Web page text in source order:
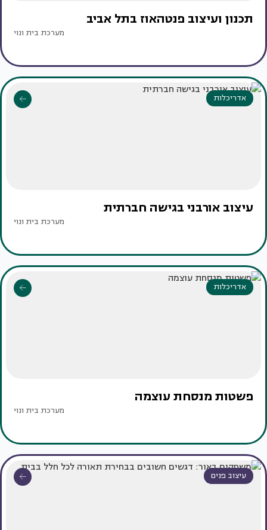
תכנון ועיצוב פנטהאוז בתל אביב
מערכת בית ונוי
אדריכלות
עיצוב אורבני בגישה חברתית
מערכת בית ונוי
אדריכלות
פשטות מנסחת עוצמה
מערכת בית ונוי
עיצוב פנים